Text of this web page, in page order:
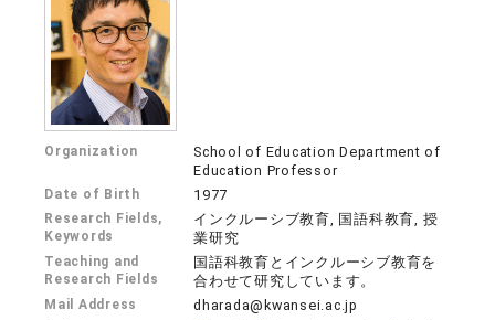
Organization
School of Education Department of
Education Professor
Date of Birth 1977
Research Fields,
Keywords
インクルーシブ教育, 国語科教育, 授
業研究
Teaching and
Research Fields
国語科教育とインクルーシブ教育を
合わせて研究しています。
Mail Address dharada@kwansei.ac.jp